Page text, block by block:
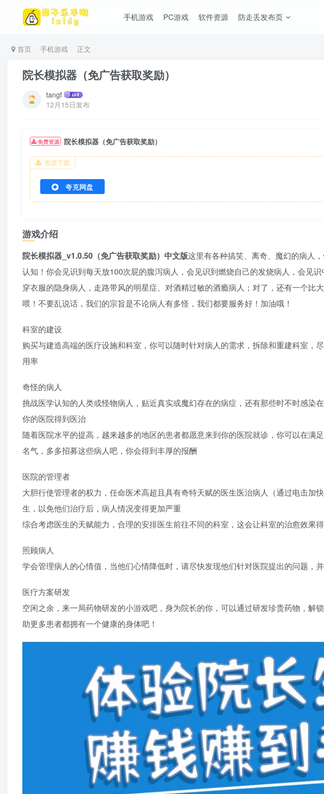
手机游戏 PC游戏 软件资源 防走丢发布页
首页 手机游戏 正文
院长模拟器（免广告获取奖励）
tangf
12月15日发布
免费资源 院长模拟器（免广告获取奖励）
资源下载
夸克网盘
游戏介绍
院长模拟器_v1.0.50（免广告获取奖励）中文版这里有各种搞笑、离奇、魔幻的病人
认知！你会见识到每天放100次屁的腹泻病人，会见识到燃烧自己的发烧病人，会见
穿衣服的隐身病人，走路带风的明星症、对酒精过敏的酒瘾病人；对了，还有一个比
喂！不要乱说话，我们的宗旨是不论病人有多怪，我们都要服务好！加油哦！
科室的建设
购买与建造高端的医疗设施和科室，你可以随时针对病人的需求，拆除和重建科室，
用率
奇怪的病人
挑战医学认知的人类或怪物病人，贴近真实或魔幻存在的病症，还有那些时不时感染
你的医院得到医治
随着医院水平的提高，越来越多的地区的患者都愿意来到你的医院就诊，你可以在满
名气，多多招募这些病人吧，你会得到丰厚的报酬
医院的管理者
大胆行使管理者的权力，任命医术高超且具有奇特天赋的医生医治病人（通过电击加
生，以免他们治疗后，病人情况变得更加严重
综合考虑医生的天赋能力，合理的安排医生前往不同的科室，这会让科室的治愈效果
照顾病人
学会管理病人的心情值，当他们心情降低时，请尽快发现他们针对医院提出的问题，
医疗方案研发
空闲之余，来一局药物研发的小游戏吧，身为院长的你，可以通过研发珍贵药物，解
助更多患者都拥有一个健康的身体吧！